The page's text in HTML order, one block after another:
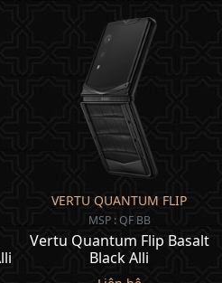
VERTU QUANTUM FLIP
MSP : QF BB
Vertu Quantum Flip Basalt
Black Alli